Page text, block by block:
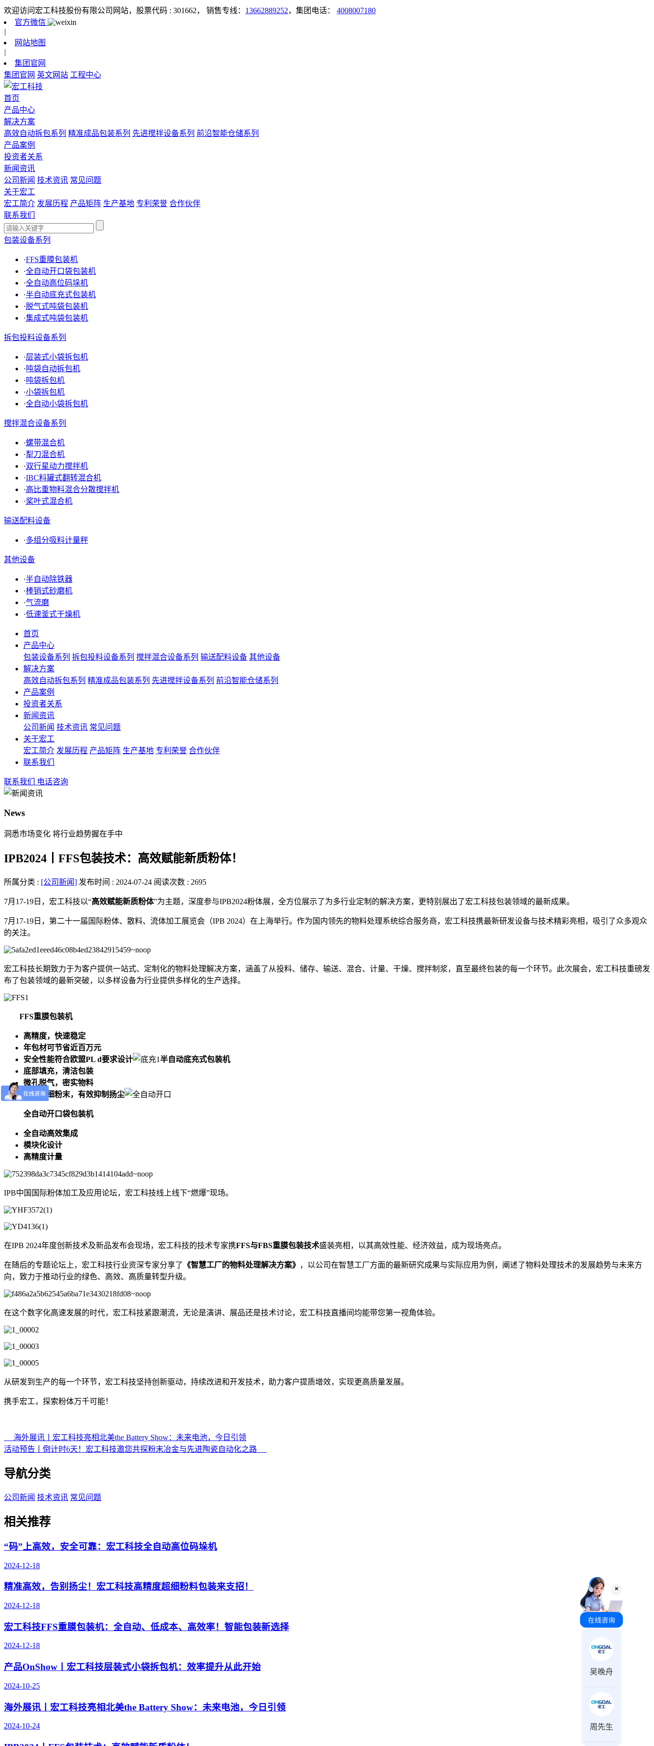
欢迎访问宏工科技股份有限公司网站，股票代码 : 301662， 销售专线： 13662889252，集团电话： 4008007180
官方微信
|
网站地图
|
集团官网
集团官网 英文网站 工程中心
首页
产品中心
解决方案
高效自动拆包系列 精准成品包装系列 先进搅拌设备系列 前沿智能仓储系列
产品案例
投资者关系
新闻资讯
公司新闻 技术资讯 常见问题
关于宏工
宏工简介 发展历程 产品矩阵 生产基地 专利荣誉 合作伙伴
联系我们
包装设备系列
·FFS重膜包装机
·全自动开口袋包装机
·全自动高位码垛机
·半自动底充式包装机
·脱气式吨袋包装机
·集成式吨袋包装机
拆包投料设备系列
·层装式小袋拆包机
·吨袋自动拆包机
·吨袋拆包机
·小袋拆包机
·全自动小袋拆包机
搅拌混合设备系列
·螺带混合机
·犁刀混合机
·双行星动力搅拌机
·IBC料罐式翻转混合机
·高比重物料混合分散搅拌机
·桨叶式混合机
输送配料设备
·多组分吸料计量秤
其他设备
·半自动除铁器
·棒销式砂磨机
·气流磨
·低速釜式干燥机
首页
产品中心
包装设备系列 拆包投料设备系列 搅拌混合设备系列 输送配料设备 其他设备
解决方案
高效自动拆包系列 精准成品包装系列 先进搅拌设备系列 前沿智能仓储系列
产品案例
投资者关系
新闻资讯
公司新闻 技术资讯 常见问题
关于宏工
宏工简介 发展历程 产品矩阵 生产基地 专利荣誉 合作伙伴
联系我们
联系我们 电话咨询
News
洞悉市场变化 将行业趋势握在手中
IPB2024丨FFS包装技术：高效赋能新质粉体！
所属分类 : [公司新闻] 发布时间 : 2024-07-24 阅读次数 : 2695
7月17-19日，宏工科技以“高效赋能新质粉体”为主题，深度参与IPB2024粉体展，全方位展示了为多行业定制的解决方案，更特别展出了宏工科技包装领域的最新成果。
7月17-19日，第二十一届国际粉体、散料、流体加工展览会（IPB 2024）在上海举行。作为国内领先的物料处理系统综合服务商，宏工科技携最新研发设备与技术精彩亮相，吸引了众多观众
的关注。
宏工科技长期致力于为客户提供一站式、定制化的物料处理解决方案，涵盖了从投料、储存、输送、混合、计量、干燥、搅拌制浆，直至最终包装的每一个环节。此次展会，宏工科技重磅发
布了包装领域的最新突破，以多样设备为行业提供多样化的生产选择。
FFS重膜包装机
高精度，快速稳定
年包材可节省近百万元
安全性能符合欧盟PL d要求设计
半自动底充式包装机
底部填充，清洁包装
微孔脱气，密实物料
针对超细粉末，有效抑制扬尘
全自动开口袋包装机
全自动高效集成
模块化设计
高精度计量
IPB中国国际粉体加工及应用论坛，宏工科技线上线下“燃爆”现场。
在IPB 2024年度创新技术及新品发布会现场，宏工科技的技术专家携FFS与FBS重膜包装技术盛装亮相，以其高效性能、经济效益，成为现场亮点。
在随后的专题论坛上，宏工科技行业资深专家分享了 《智慧工厂的物料处理解决方案》 ，以公司在智慧工厂方面的最新研究成果与实际应用为例，阐述了物料处理技术的发展趋势与未来方
向，致力于推动行业的绿色、高效、高质量转型升级。
在这个数字化高速发展的时代，宏工科技紧跟潮流，无论是演讲、展品还是技术讨论，宏工科技直播间均能带您第一视角体验。
从研发到生产的每一个环节，宏工科技坚持创新驱动，持续改进和开发技术，助力客户提质增效，实现更高质量发展。
携手宏工，探索粉体万千可能！
海外展讯丨宏工科技亮相北美the Battery Show：未来电池，今日引领
活动预告丨倒计时6天！宏工科技邀您共探粉末冶金与先进陶瓷自动化之路
导航分类
公司新闻 技术资讯 常见问题
相关推荐
“码”上高效，安全可靠：宏工科技全自动高位码垛机
2024-12-18
精准高效，告别扬尘！宏工科技高精度超细粉料包装来支招！
2024-12-18
宏工科技FFS重膜包装机：全自动、低成本、高效率！智能包装新选择
2024-12-18
产品OnShow丨宏工科技层装式小袋拆包机：效率提升从此开始
2024-10-25
海外展讯丨宏工科技亮相北美the Battery Show：未来电池，今日引领
2024-10-24
吴晚舟
周先生